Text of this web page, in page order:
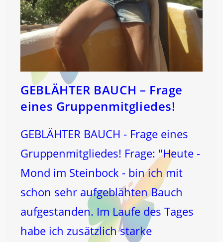
GEBLÄHTER BAUCH – Frage
eines Gruppenmitgliedes!
GEBLÄHTER BAUCH - Frage eines
Gruppenmitgliedes! Frage: "Heute -
Mond im Steinbock - bin ich mit
schon sehr aufgeblähten Bauch
aufgestanden. Im Laufe des Tages
habe ich zusätzlich starke